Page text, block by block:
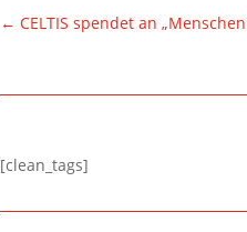
←CELTIS spendet an
[clean_tags]